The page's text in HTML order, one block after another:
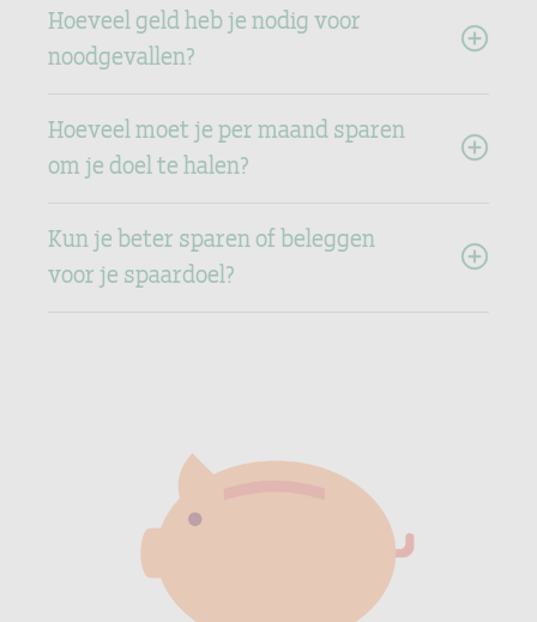
Hoeveel geld heb je nodig voor
noodgevallen?
Hoeveel moet je per maand sparen
om je doel te halen?
Kun je beter sparen of beleggen
voor je spaardoel?